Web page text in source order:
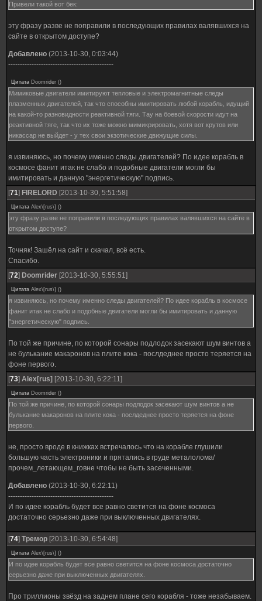
Привели такой вот бек:
эту фразу разве не поправили в последующих правилах валявшихся на
сайте в открытом доступе?
Добавлено (2013-10-30, 0:03:44)
---------------------------------------------
Цитата Doomrider ()
Мимиковые двигатели имитируют тепловые и электромагнитные следы
плазменных двигателей, так что способны имитировать любой корабль, идущий
на какой-то разновидности реактивной тяги. Тау на боевой скорости идут на
реактивной тяге, так что их тоже можно мимикрировать, хотя вот крутов или
никассар не выйдет - у тех свои экзотические движущие силы.
я извиняюсь, но почему именно следы двигателей? По идее корабль в
космосе фанит итак не слабо и подобные двигатели могли бы
имитировать и данную "энергетическую" подпись.
[71] FIRELORD [2013-10-30, 5:51:58]
Цитата Alex\[rus\] ()
эту фразу разве не поправили в последующих правилах валявшихся на сайте в
открытом доступе?
Точняк! Зашёл на сайт и скачал, всё есть.
Спасибо.
[72] Doomrider [2013-10-30, 5:55:51]
Цитата Alex\[rus\] ()
я извиняюсь, но почему именно следы двигателей? По идее корабль в космосе
фанит итак не слабо и подобные двигатели могли бы имитировать и данную
"энергетическую" подпись.
По той же причине, по которой сонары подлодок засекают шум винтов а
не булькание макаронов на плите кока - послдеднее просто теряется на
фоне первого.
[73] Alex[rus] [2013-10-30, 6:22:11]
Цитата Doomrider ()
По той же причине, по которой сонары подлодок засекают шум винтов а не
булькание макаронов на плите кока - послдеднее просто теряется на фоне
первого.
не, просто вроде в книжках встречалось что на корабле глушили
большую часть электроники и прятались в груде металолома/
прочем_летающем_говне чтобы не быть засеченными.
Добавлено (2013-10-30, 6:22:11)
---------------------------------------------
И по идее корабль будет все равно светится на фоне космоса
достаточно серьезно даже при выключенных двигателях.
[74] Тремор [2013-10-30, 6:54:48]
Цитата Alex\[rus\] ()
И по идее корабль будет все равно светится на фоне космоса достаточно
серьезно даже при выключенных двигателях.
Про триллионы звёзд на заднем плане сего корабля - тоже незабываем.